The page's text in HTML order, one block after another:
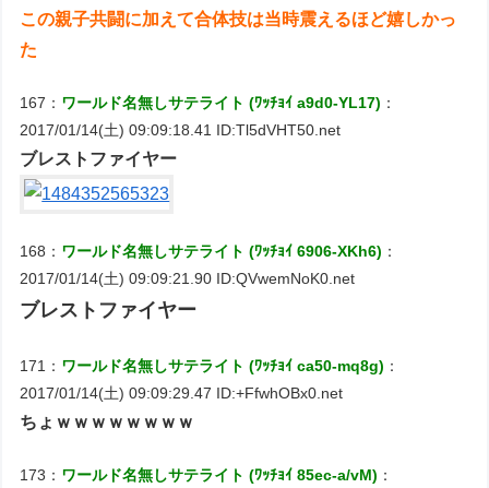
この親子共闘に加えて合体技は当時震えるほど嬉しかっ
た
167： ワールド名無しサテライト (ﾜｯﾁｮｲ a9d0-YL17) ：
2017/01/14(土) 09:09:18.41 ID:Tl5dVHT50.net
ブレストファイヤー
168： ワールド名無しサテライト (ﾜｯﾁｮｲ 6906-XKh6) ：
2017/01/14(土) 09:09:21.90 ID:QVwemNoK0.net
ブレストファイヤー
171： ワールド名無しサテライト (ﾜｯﾁｮｲ ca50-mq8g) ：
2017/01/14(土) 09:09:29.47 ID:+FfwhOBx0.net
ちょｗｗｗｗｗｗｗｗ
173： ワールド名無しサテライト (ﾜｯﾁｮｲ 85ec-a/vM) ：